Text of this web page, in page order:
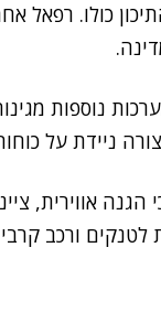
כולו.
נוספות
ניידת על
ורכב